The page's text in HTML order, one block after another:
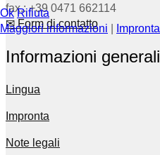
fax.: +39 0471 662114
✉ Form di contatto
Informazioni generali
Lingua
Impronta
Note legali
Ok Rifiuta
Maggiori informazioni
Impronta